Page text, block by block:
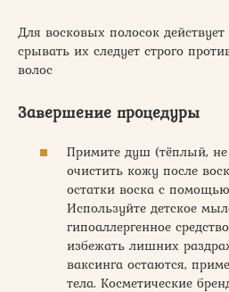
Для восковых полосок действует
срывать их следует строго
волос
Завершение процедуры
Примите душ (тёплый,
очистить кожу после
остатки воска с
Используйте детское
гипоаллергенное
избежать лишних
ваксинга остаются,
тела. Косметические